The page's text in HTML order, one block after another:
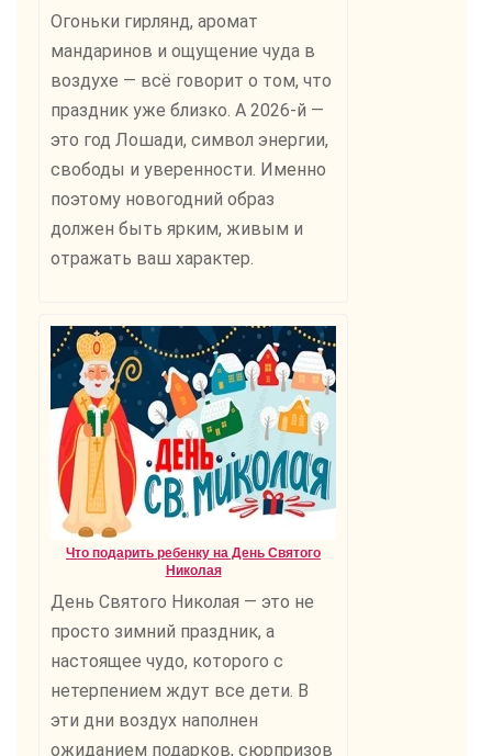
Огоньки гирлянд, аромат
мандаринов и ощущение чуда в
воздухе — всё говорит о том, что
праздник уже близко. А 2026-й —
это год Лошади, символ энергии,
свободы и уверенности. Именно
поэтому новогодний образ
должен быть ярким, живым и
отражать ваш характер.
Что подарить ребенку на День Святого
Николая
День Святого Николая — это не
просто зимний праздник, а
настоящее чудо, которого с
нетерпением ждут все дети. В
эти дни воздух наполнен
ожиданием подарков, сюрпризов